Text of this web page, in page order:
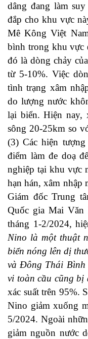
dâng đang làm
đắp cho khu vực
Mê Kông Việt
bình trong khu vực
đó là dòng chảy
từ 5-10%. Việc
tình trạng xâm
do lượng nước
lại biển. Hiện nay,
sông 20-25km so
(3) Các hiện
điểm làm đe doạ
nghiệp tại khu vực
hạn hán, xâm
Giám đốc Trung
Quốc gia Mai Văn
tháng 1-2/2024,
Nino là một thuật
biển nóng lên dị
và Đông Thái Bình
vi toàn cầu cũng bị
xác suất trên 95%.
Nino giảm xuống
5/2024. Ngoài
giảm nguồn nước